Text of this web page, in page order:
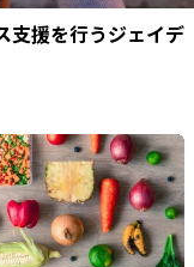
支援を行うジェイデ